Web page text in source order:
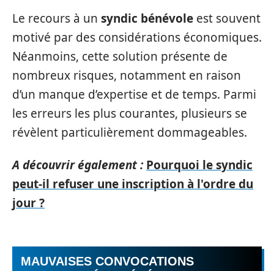
Le recours à un syndic bénévole est souvent
motivé par des considérations économiques.
Néanmoins, cette solution présente de
nombreux risques, notamment en raison
d’un manque d’expertise et de temps. Parmi
les erreurs les plus courantes, plusieurs se
révèlent particulièrement dommageables.
A découvrir également : Pourquoi le syndic
peut-il refuser une inscription à l'ordre du
jour ?
MAUVAISES CONVOCATIONS